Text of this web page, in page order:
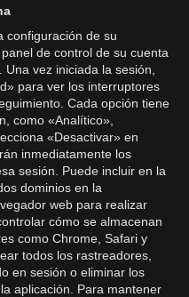
configuración de su
de control de su cuenta
vez iniciada la sesión,
para ver los interruptores
Cada opción tiene
como «Analítico»,
«Desactivar» en
inmediatamente los
sesión. Puede incluir en la
dominios en la
web para realizar
cómo se almacenan
como Chrome, Safari y
todos los rastreadores,
en sesión o eliminar los
aplicación. Para mantener